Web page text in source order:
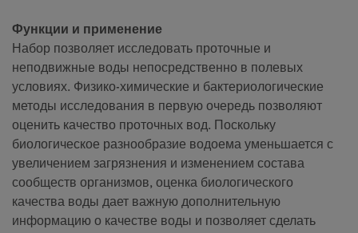
Функции и применение
Набор позволяет исследовать проточные и
неподвижные воды непосредственно в полевых
условиях. Физико-химические и бактериологические
методы исследования в первую очередь позволяют
оценить качество проточных вод. Поскольку
биологическое разнообразие водоема уменьшается с
увеличением загрязнения и изменением состава
сообществ организмов, оценка биологического
качества воды дает важную дополнительную
информацию о качестве воды и позволяет сделать